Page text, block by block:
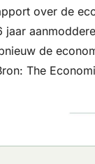
over de
jaar
de
The